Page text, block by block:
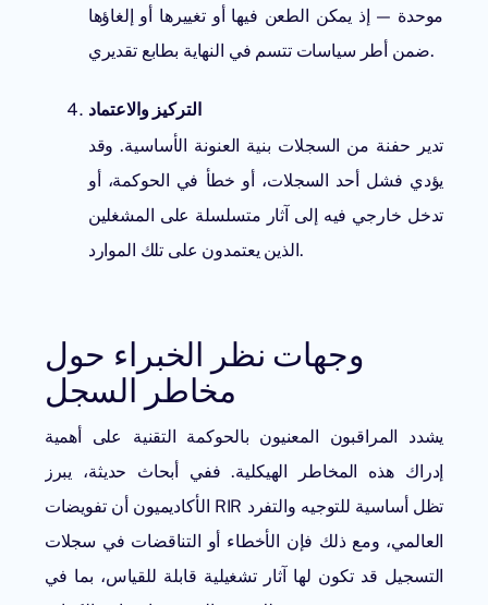
موحدة — إذ يمكن الطعن فيها أو تغييرها أو إلغاؤها
ضمن أطر سياسات تتسم في النهاية بطابع تقديري.
التركيز والاعتماد
تدير حفنة من السجلات بنية العنونة الأساسية. وقد
يؤدي فشل أحد السجلات، أو خطأ في الحوكمة، أو
تدخل خارجي فيه إلى آثار متسلسلة على المشغلين
الذين يعتمدون على تلك الموارد.
وجهات نظر الخبراء حول
مخاطر السجل
يشدد المراقبون المعنيون بالحوكمة التقنية على أهمية
إدراك هذه المخاطر الهيكلية. ففي أبحاث حديثة، يبرز
الأكاديميون أن تفويضات RIR تظل أساسية للتوجيه والتفرد
العالمي، ومع ذلك فإن الأخطاء أو التناقضات في سجلات
التسجيل قد تكون لها آثار تشغيلية قابلة للقياس، بما في